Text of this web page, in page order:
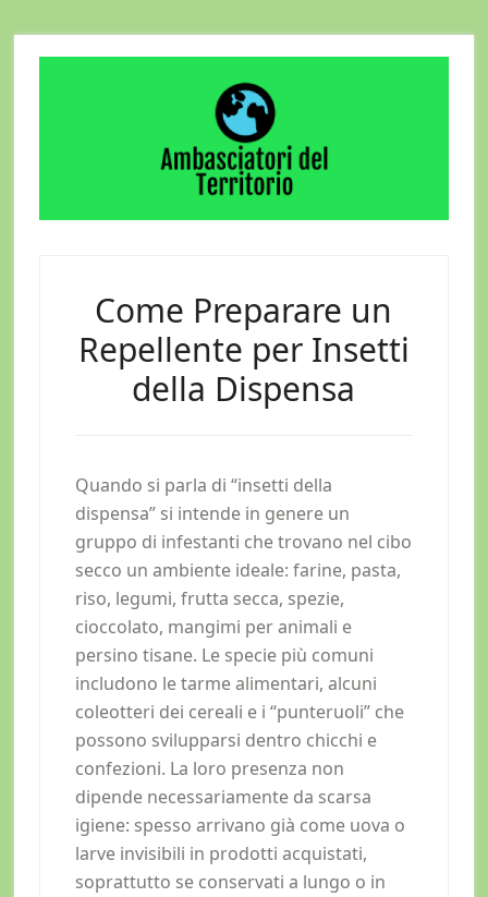
to
to
to
Come Preparare un
Repellente per Insetti
della Dispensa
Quando si parla di “insetti della
dispensa” si intende in genere un
gruppo di infestanti che trovano nel cibo
secco un ambiente ideale: farine, pasta,
riso, legumi, frutta secca, spezie,
cioccolato, mangimi per animali e
persino tisane. Le specie più comuni
includono le tarme alimentari, alcuni
coleotteri dei cereali e i “punteruoli” che
possono svilupparsi dentro chicchi e
confezioni. La loro presenza non
dipende necessariamente da scarsa
igiene: spesso arrivano già come uova o
larve invisibili in prodotti acquistati,
soprattutto se conservati a lungo o in